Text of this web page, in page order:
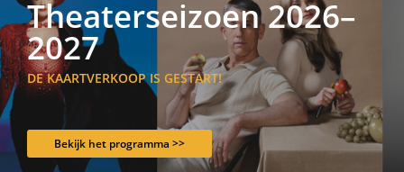
Theaterseizoen 2026–
2027
DE KAARTVERKOOP IS GESTART!
Bekijk het programma >>